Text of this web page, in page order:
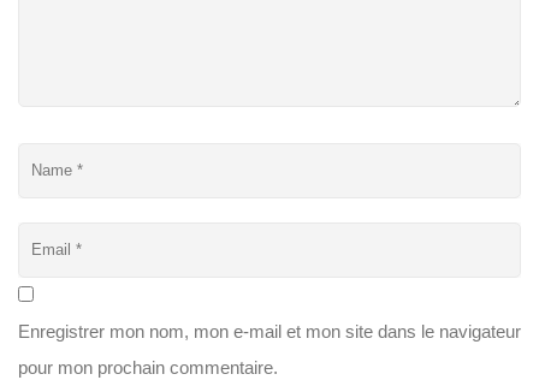
Enregistrer mon nom, mon e-mail et mon site dans le navigateur
pour mon prochain commentaire.